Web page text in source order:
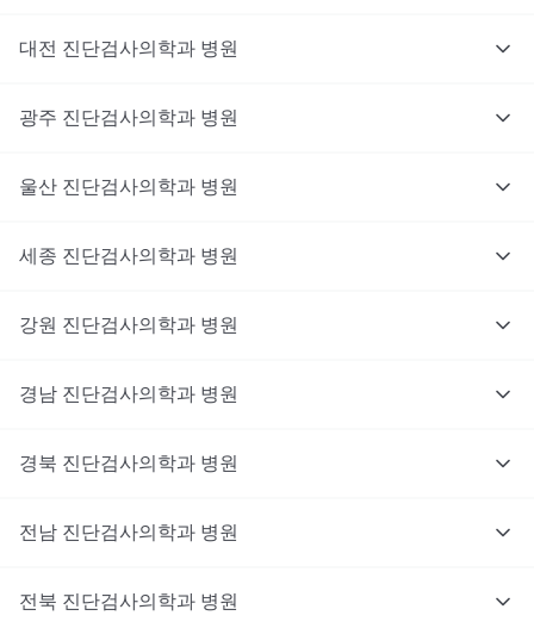
대전 진단검사의학과 병원
광주 진단검사의학과 병원
울산 진단검사의학과 병원
세종 진단검사의학과 병원
강원 진단검사의학과 병원
경남 진단검사의학과 병원
경북 진단검사의학과 병원
전남 진단검사의학과 병원
전북 진단검사의학과 병원